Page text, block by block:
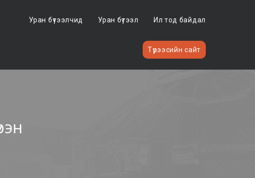
Уран бүтээлчид Уран бүтээл Ил тод байдал
Түрээсийн сайт